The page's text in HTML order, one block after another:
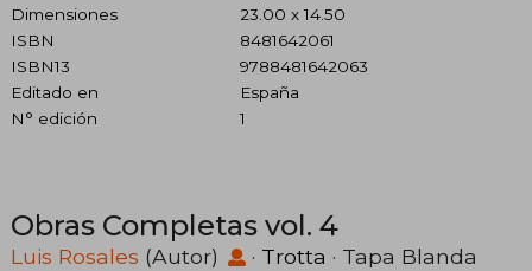
Dimensiones
23.00 x 14.50
ISBN
8481642061
ISBN13
9788481642063
Editado en
España
N° edición
1
Obras Completas vol. 4
Luis Rosales (Autor) · Trotta · Tapa Blanda